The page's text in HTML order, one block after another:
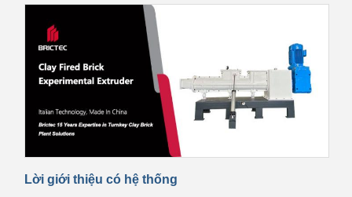
Lời giới thiệu có hệ thống